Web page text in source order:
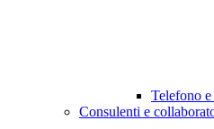
Telefono e
Consulenti e